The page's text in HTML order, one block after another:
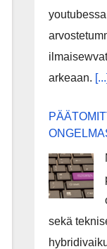
arkeaan. [...]
sekä